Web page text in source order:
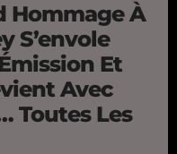
Hommage À
S’envole
Et
Avec
Toutes Les